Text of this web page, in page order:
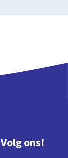
Volg ons!